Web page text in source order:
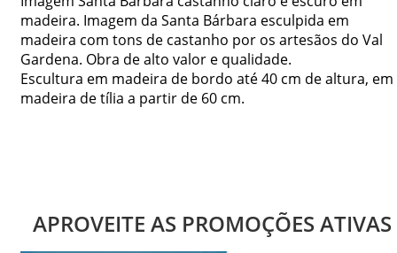
madeira. Imagem da Santa Bárbara esculpida em
madeira com tons de castanho por os artesãos do Val
Gardena. Obra de alto valor e qualidade.
Escultura em madeira de bordo até 40 cm de altura, em
madeira de tília a partir de 60 cm.
APROVEITE AS PROMOÇÕES ATIVAS